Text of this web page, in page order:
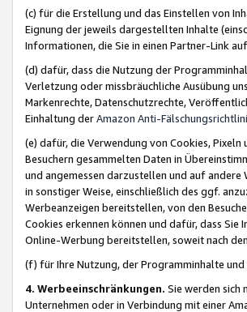
(c) für die Erstellung und das Einstellen von
Eignung der jeweils dargestellten Inhalte
Informationen, die Sie in einen Partner-Link
(d) dafür, dass die Nutzung der
Verletzung oder missbräuchliche Ausübung
Markenrechte, Datenschutzrechte,
Einhaltung derAmazon Anti-
(e) dafür, die Verwendung von Cookies,
Besuchern gesammelten Daten in
und angemessen darzustellen und auf
in sonstiger Weise, einschließlich des ggf.
Werbeanzeigen bereitstellen, von den
Cookies erkennen können und dafür, dass
Online-Werbung bereitstellen, soweit nach
(f) für Ihre Nutzung, der Programminhalte
4. Werbeeinschränkungen. Sie werden sich
Unternehmen oder in Verbindung mit einer